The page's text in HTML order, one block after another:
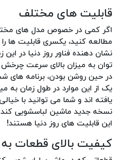
قابلیت های مختلف
اگر کمی در خصوص مدل های
مطالعه کنید، یکسری قابلیت ها
نشان دهنده فناور روز دنیا در
توان به میزان بالای سرعت
در حین روشن بودن، برنامه
یک از این موارد در طول زمان
یافته اند و شما می توانید با
نسخه جدید ماشین لباسشویی
این قابلیت های روز دنیا هستند!
کیفیت بالای قطعات به